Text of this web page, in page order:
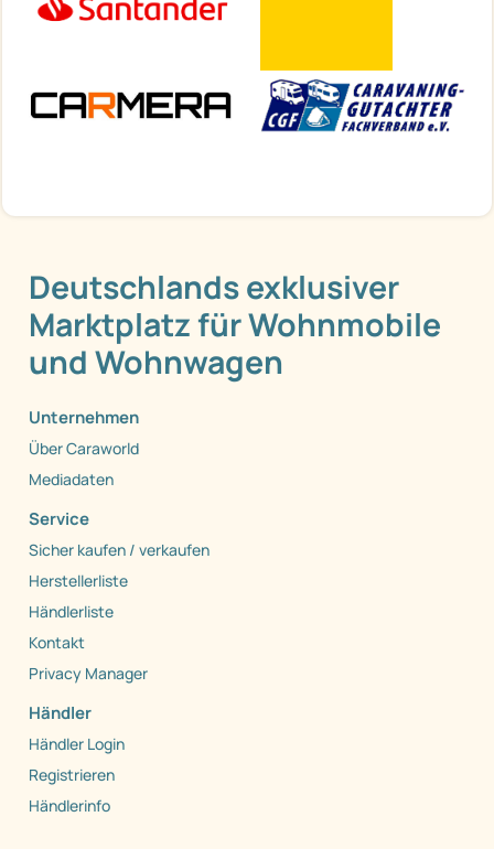
Deutschlands exklusiver
Marktplatz für Wohnmobile
und Wohnwagen
Unternehmen
Über Caraworld
Mediadaten
Service
Sicher kaufen / verkaufen
Herstellerliste
Händlerliste
Kontakt
Privacy Manager
Händler
Händler Login
Registrieren
Händlerinfo